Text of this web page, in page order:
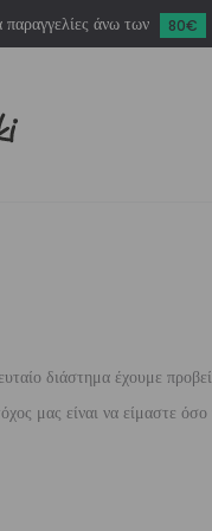
άνω των 80€
διάστημα έχουμε προβεί
είναι να είμαστε όσο